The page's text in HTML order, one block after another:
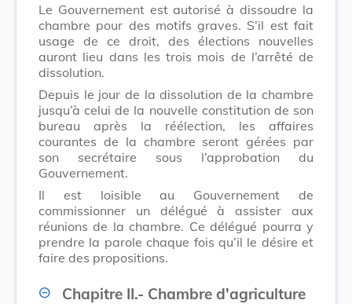
Le Gouvernement est autorisé à dissoudre la
chambre pour des motifs graves. S’il est fait
usage de ce droit, des élections nouvelles
auront lieu dans les trois mois de l’arrêté de
dissolution.
Depuis le jour de la dissolution de la chambre
jusqu’à celui de la nouvelle constitution de son
bureau après la réélection, les affaires
courantes de la chambre seront gérées par
son secrétaire sous l’approbation du
Gouvernement.
Il est loisible au Gouvernement de
commissionner un délégué à assister aux
réunions de la chambre. Ce délégué pourra y
prendre la parole chaque fois qu’il le désire et
faire des propositions.
Chapitre II.- Chambre d'agriculture